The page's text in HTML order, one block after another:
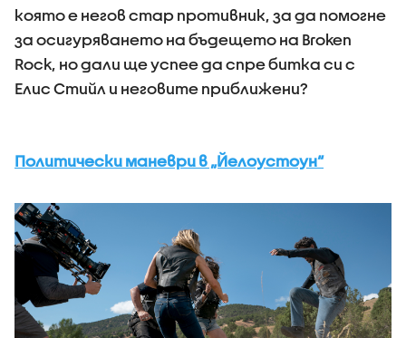
която е негов стар противник, за да помогне
за осигуряването на бъдещето на Broken
Rock, но дали ще успее да спре битка си с
Елис Стийл и неговите приближени?
Политически маневри в „Йелоустоун“